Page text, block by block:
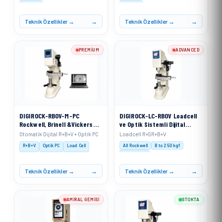
V 30 kgf
Teknik Özellikler →
V 30 kgf
Teknik Özellikler →
DIGIROCK-RBOV-M-PC
Rockwell, Brinell &Vickers
Sertlik Ölçme Cihazı
Motorize Sistem + PC Sistem
ile
Otomatik Dijital R+B+V + Optik PC
R+B+V Optik PC Load Cell
Teknik Özellikler →
PREMIUM
DIGIROCK-LC-RBOV Loadcell
ve Optik Sistemli Dijital
Rockwell, Rockwell
Superficial, Brinell ve
Vickers Sertlik Ölçme Cihazı
Loadcell R+SR+B+V
All Rockwell
B to 250 kgf
V 3–100 kgf
Teknik Özellikler →
ADVANCED
AMIRAL GEMISI STOKTA